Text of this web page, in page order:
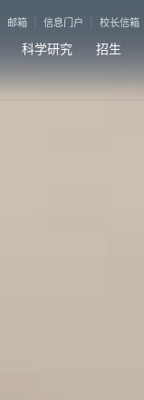
邮箱 信息门户 校长信箱
科学研究 招生